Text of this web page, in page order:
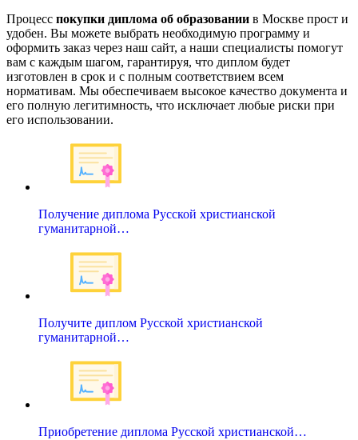
Процесс покупки диплома об образовании в Москве прост и
удобен. Вы можете выбрать необходимую программу и
оформить заказ через наш сайт, а наши специалисты помогут
вам с каждым шагом, гарантируя, что диплом будет
изготовлен в срок и с полным соответствием всем
нормативам. Мы обеспечиваем высокое качество документа и
его полную легитимность, что исключает любые риски при
его использовании.
Получение диплома Русской христианской
гуманитарной…
Получите диплом Русской христианской
гуманитарной…
Приобретение диплома Русской христианской…